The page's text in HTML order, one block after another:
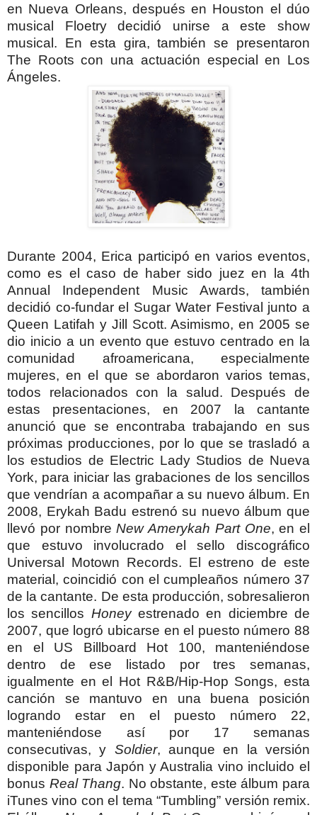
en Nueva Orleans, después en Houston el dúo
musical Floetry decidió unirse a este show
musical. En esta gira, también se presentaron
The Roots con una actuación especial en Los
Ángeles.
Durante 2004, Erica participó en varios eventos,
como es el caso de haber sido juez en la 4th
Annual Independent Music Awards, también
decidió co-fundar el Sugar Water Festival junto a
Queen Latifah y Jill Scott. Asimismo, en 2005 se
dio inicio a un evento que estuvo centrado en la
comunidad afroamericana, especialmente
mujeres, en el que se abordaron varios temas,
todos relacionados con la salud. Después de
estas presentaciones, en 2007 la cantante
anunció que se encontraba trabajando en sus
próximas producciones, por lo que se trasladó a
los estudios de Electric Lady Studios de Nueva
York, para iniciar las grabaciones de los sencillos
que vendrían a acompañar a su nuevo álbum. En
2008, Erykah Badu estrenó su nuevo álbum que
llevó por nombreNew Amerykah Part One, en el
que estuvo involucrado el sello discográfico
Universal Motown Records. El estreno de este
material, coincidió con el cumpleaños número 37
de la cantante. De esta producción, sobresalieron
los sencillos Honeyestrenado en diciembre de
2007, que logró ubicarse en el puesto número 88
en el US Billboard Hot 100, manteniéndose
dentro de ese listado por tres semanas,
igualmente en el Hot R&B/Hip-Hop Songs, esta
canción se mantuvo en una buena posición
logrando estar en el puesto número 22,
manteniéndose así por 17 semanas
consecutivas, y Soldier, aunque en la versión
disponible para Japón y Australia vino incluido el
bonus Real Thang. No obstante, este álbum para
iTunes vino con el tema “Tumbling” versión remix.